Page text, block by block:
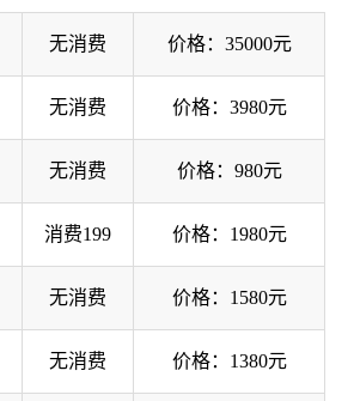
无消费 价格：35000元
无消费 价格：3980元
无消费 价格：980元
消费199 价格：1980元
无消费 价格：1580元
无消费 价格：1380元